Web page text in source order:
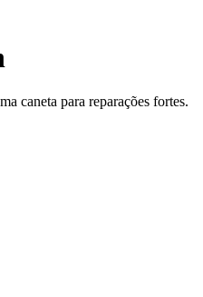
caneta para reparações fortes.